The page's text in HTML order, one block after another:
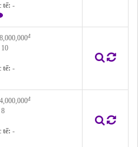
tế: -
đ
10
tế: -
đ
8
tế: -